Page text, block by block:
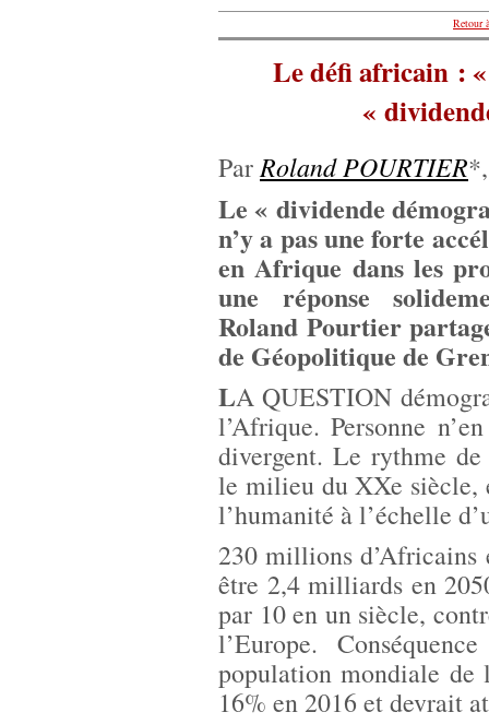
Retour
Le défi africain :
«
ParRoland POURTIER
Le « dividende
n’y a pas une forte
en Afrique dans les
une réponse
Roland Pourtier
de Géopolitique de
LA QUESTION
l’Afrique. Personne
divergent. Le rythme
le milieu du XXe siècle,
l’humanité à l’échelle
230 millions
être 2,4 milliards en
par 10 en un siècle,
l’Europe.
population mondiale de
16% en 2016 et devrait